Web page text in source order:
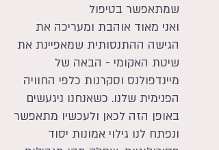
שמתאפשר בטיפול
ואני מאוד אוהבת ומעריכה את
הגישה ההתנסותית שמאפיינת את
שיטת האקומי - הבאה של
מיינדפולנס וסקרנות כלפי החוויה
הפנימית שלנו. כשאנחנו ניגעשים
באופן הזה לכאן ולעכשיו מתאפשר
ונפתח לנו גילוי אמונות יסוד